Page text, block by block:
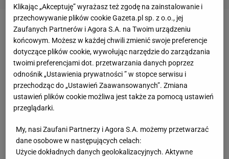
Zespół ze Śląska - obokSkry Bełchatów, Asseco
Resovii i Trefla Gdańsk - przeprowadził w przerwie
letniej najgłośniejsze transfery. Słabo jednak
rozegrał to PR-owo, bo wspomniana trójka z hukiem
odtrąbiła każdego swoją nową gwiazdę, a
jastrzębianie działali zupełnie bez rozgłosu.
Nico Freriks, francuski przyjmujący Guilluame
Samica, czy grający na tej samej pozycji
Klikając „Akceptuję” wyrażasz też zgodę na zainstalowanie i
przechowywanie plików cookie Gazeta.pl sp. z o.o., jej
Zaufanych Partnerów i Agora S.A. na Twoim urządzeniu
końcowym. Możesz w każdej chwili zmienić swoje preferencje
dotyczące plików cookie, wywołując narzędzie do zarządzania
twoimi preferencjami dot. przetwarzania danych poprzez
odnośnik „Ustawienia prywatności ” w stopce serwisu i
przechodząc do „Ustawień Zaawansowanych”. Zmiana
ustawień plików cookie możliwa jest także za pomocą ustawień
przeglądarki.
My, nasi Zaufani Partnerzy i Agora S.A. możemy przetwarzać
dane osobowe w następujących celach:
Użycie dokładnych danych geolokalizacyjnych. Aktywne